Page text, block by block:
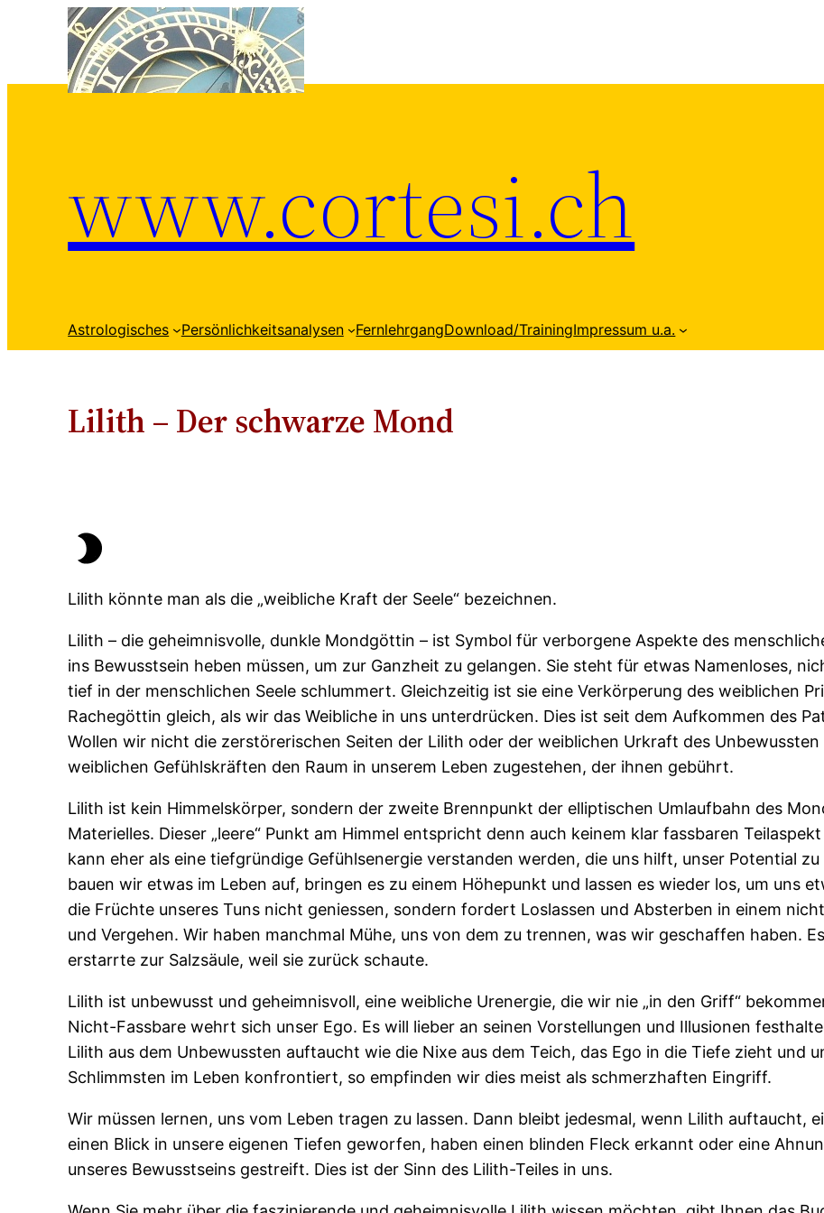
springen
www.cortesi.ch
Astrologisches Persönlichkeitsanalysen FernlehrgangDownload/TrainingImpressum u.a.
Lilith – Der schwarze Mond
Lilith könnte man als die „weibliche Kraft der Seele“ bezeichnen.
Lilith – die geheimnisvolle, dunkle Mondgöttin – ist Symbol für verborgene Aspekte des
ins Bewusstsein heben müssen, um zur Ganzheit zu gelangen. Sie steht für etwas Namenloses,
tief in der menschlichen Seele schlummert. Gleichzeitig ist sie eine Verkörperung des weiblichen
Rachegöttin gleich, als wir das Weibliche in uns unterdrücken. Dies ist seit dem Aufkommen des
Wollen wir nicht die zerstörerischen Seiten der Lilith oder der weiblichen Urkraft des
weiblichen Gefühlskräften den Raum in unserem Leben zugestehen, der ihnen gebührt.
Lilith ist kein Himmelskörper, sondern der zweite Brennpunkt der elliptischen Umlaufbahn des
Materielles. Dieser „leere“ Punkt am Himmel entspricht denn auch keinem klar fassbaren
kann eher als eine tiefgründige Gefühlsenergie verstanden werden, die uns hilft, unser Potential
bauen wir etwas im Leben auf, bringen es zu einem Höhepunkt und lassen es wieder los, um uns
die Früchte unseres Tuns nicht geniessen, sondern fordert Loslassen und Absterben in einem
und Vergehen. Wir haben manchmal Mühe, uns von dem zu trennen, was wir geschaffen haben.
erstarrte zur Salzsäule, weil sie zurück schaute.
Lilith ist unbewusst und geheimnisvoll, eine weibliche Urenergie, die wir nie „in den Griff“
Nicht-Fassbare wehrt sich unser Ego. Es will lieber an seinen Vorstellungen und Illusionen
Lilith aus dem Unbewussten auftaucht wie die Nixe aus dem Teich, das Ego in die Tiefe zieht und
Schlimmsten im Leben konfrontiert, so empfinden wir dies meist als schmerzhaften Eingriff.
Wir müssen lernen, uns vom Leben tragen zu lassen. Dann bleibt jedesmal, wenn Lilith auftaucht,
einen Blick in unsere eigenen Tiefen geworfen, haben einen blinden Fleck erkannt oder eine
unseres Bewusstseins gestreift. Dies ist der Sinn des Lilith-Teiles in uns.